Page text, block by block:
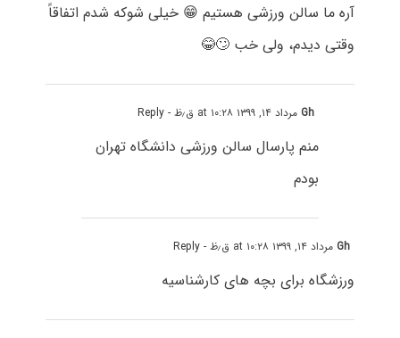
آره ما سالن ورزشی هستیم 😁 خیلی شوکه شدم اتفاقاً
وقتی دیدم، ولی خب 🙄😂
Gh مرداد ۱۴, ۱۳۹۹ at ۱۰:۲۸ ق٫ظ - Reply
منم پارسال سالن ورزشی دانشگاه تهران
بودم
Gh مرداد ۱۴, ۱۳۹۹ at ۱۰:۲۸ ق٫ظ - Reply
ورزشگاه برای بچه های کارشناسیه